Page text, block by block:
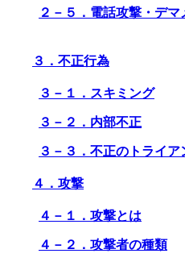
２－５．電話攻撃・デ
３．不正行為
３－１．スキミング
３－２．内部不正
３－３．不正のトライア
４．攻撃
４－１．攻撃とは
４－２．攻撃者の種類